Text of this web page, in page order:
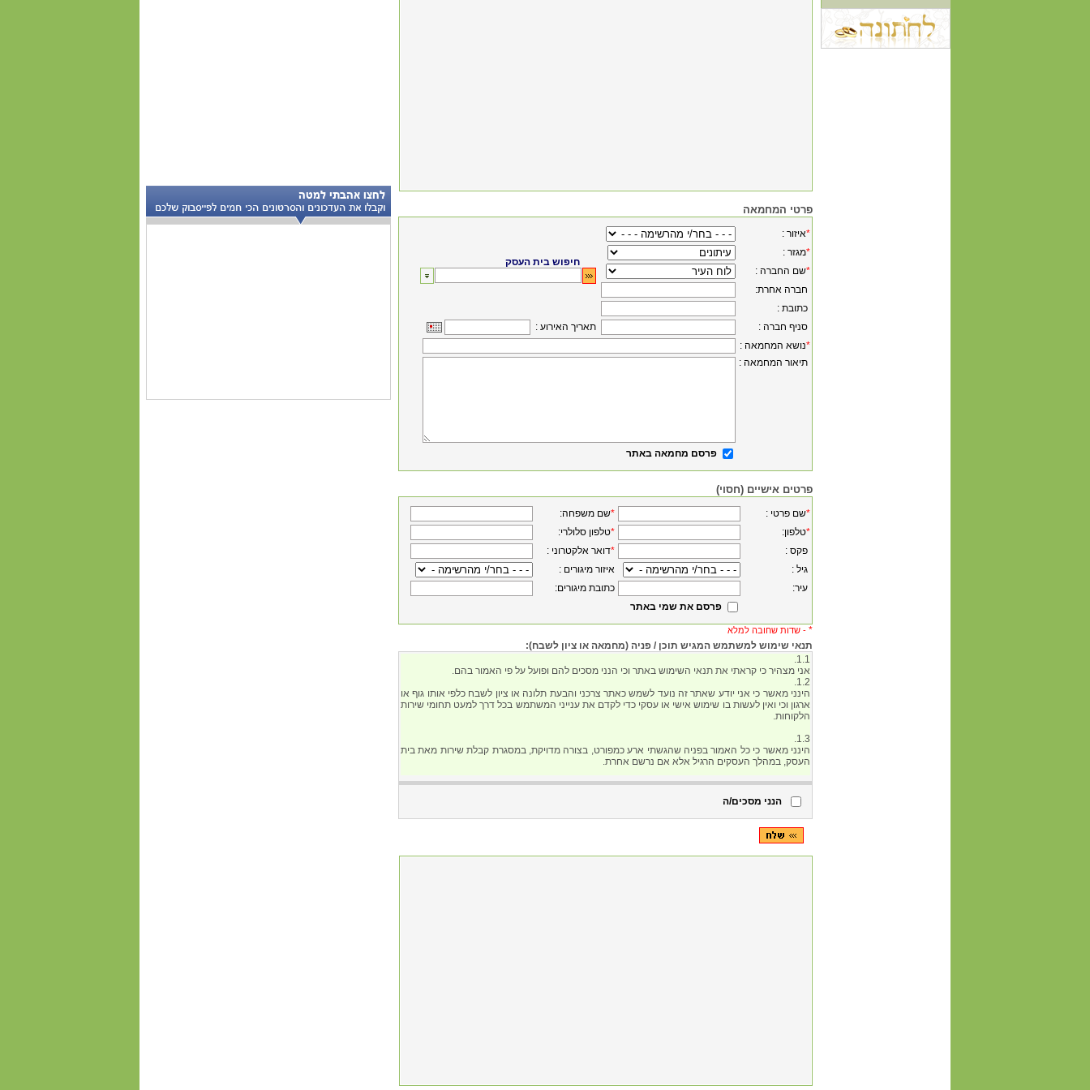
פרטי המחמאה
חיפוש בית העסק
: איזור*
: מגזר*
: שם החברה*
: תאריך האירוע
: נושא המחמאה*
פרסם מחמאה באתר
פרטים אישיים (חסוי)
:שם משפחה* : שם פרטי*
:טלפון סלולרי* :טלפון*
: דואר אלקטרוני*
: איזור מיגורים
:כתובת מיגורים
פרסם את שמי באתר
שדות שחובה למלא - *
תנאי שימוש למשתמש המגיש תוכן / פניה (מחמאה או ציון לשבח):
הנני מסכים/ה